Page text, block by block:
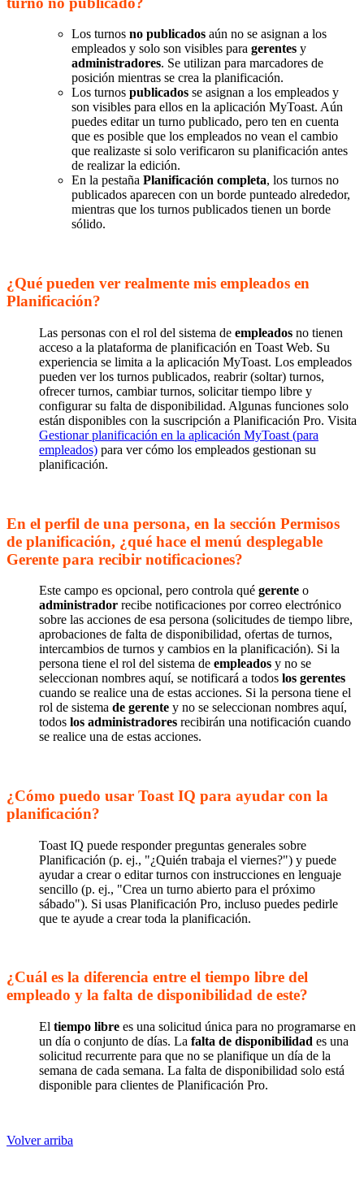
Los turnos no publicados aún no se asignan a los
empleados y solo son visibles para gerentes y
administradores. Se utilizan para marcadores de
posición mientras se crea la planificación.
Los turnos publicados se asignan a los empleados y
son visibles para ellos en la aplicación MyToast. Aún
puedes editar un turno publicado, pero ten en cuenta
que es posible que los empleados no vean el cambio
que realizaste si solo verificaron su planificación antes
de realizar la edición.
En la pestaña Planificación completa, los turnos no
publicados aparecen con un borde punteado alrededor,
mientras que los turnos publicados tienen un borde
sólido.
¿Qué pueden ver realmente mis empleados en
Planificación?
Las personas con el rol del sistema de empleados no tienen
acceso a la plataforma de planificación en Toast Web. Su
experiencia se limita a la aplicación MyToast. Los empleados
pueden ver los turnos publicados, reabrir (soltar) turnos,
ofrecer turnos, cambiar turnos, solicitar tiempo libre y
configurar su falta de disponibilidad. Algunas funciones solo
están disponibles con la suscripción a Planificación Pro. Visita
Gestionar planificación en la aplicación MyToast (para
empleados) para ver cómo los empleados gestionan su
planificación.
En el perfil de una persona, en la sección Permisos
de planificación, ¿qué hace el menú desplegable
Gerente para recibir notificaciones?
Este campo es opcional, pero controla qué gerente o
administrador recibe notificaciones por correo electrónico
sobre las acciones de esa persona (solicitudes de tiempo libre,
aprobaciones de falta de disponibilidad, ofertas de turnos,
intercambios de turnos y cambios en la planificación). Si la
persona tiene el rol del sistema de empleados y no se
seleccionan nombres aquí, se notificará a todos los gerentes
cuando se realice una de estas acciones. Si la persona tiene el
rol de sistema de gerente y no se seleccionan nombres aquí,
todos los administradores recibirán una notificación cuando
se realice una de estas acciones.
¿Cómo puedo usar Toast IQ para ayudar con la
planificación?
Toast IQ puede responder preguntas generales sobre
Planificación (p. ej., "¿Quién trabaja el viernes?") y puede
ayudar a crear o editar turnos con instrucciones en lenguaje
sencillo (p. ej., "Crea un turno abierto para el próximo
sábado"). Si usas Planificación Pro, incluso puedes pedirle
que te ayude a crear toda la planificación.
¿Cuál es la diferencia entre el tiempo libre del
empleado y la falta de disponibilidad de este?
El tiempo libre es una solicitud única para no programarse en
un día o conjunto de días. La falta de disponibilidad es una
solicitud recurrente para que no se planifique un día de la
semana de cada semana. La falta de disponibilidad solo está
disponible para clientes de Planificación Pro.
Volver arriba